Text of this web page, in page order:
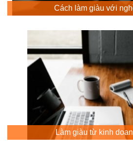
Cách làm giàu với
Làm giàu từ kinh